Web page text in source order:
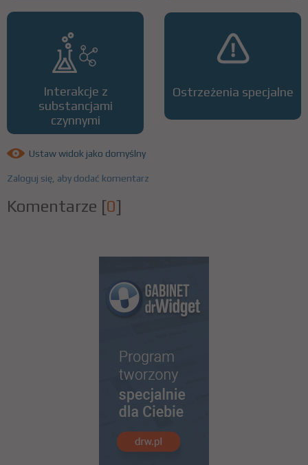
Interakcje z
substancjami
czynnymi
Ostrzeżenia specjalne
Ustaw widok jako domyślny
Zaloguj się, aby dodać komentarz
Komentarze [0]